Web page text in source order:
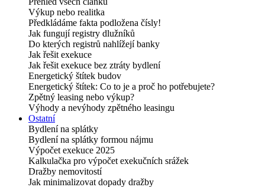
Výkup nebo realitka
Předkládáme fakta podložena čísly!
Jak fungují registry dlužníků
Do kterých registrů nahlížejí banky
Jak řešit exekuce
Jak řešit exekuce bez ztráty bydlení
Energetický štítek budov
Energetický štítek: Co to je a proč ho potřebujete?
Zpětný leasing nebo výkup?
Výhody a nevýhody zpětného leasingu
Ostatní
Bydlení na splátky
Bydlení na splátky formou nájmu
Výpočet exekuce 2025
Kalkulačka pro výpočet exekučních srážek
Dražby nemovitostí
Jak minimalizovat dopady dražby